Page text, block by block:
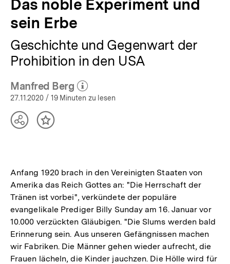
Das noble Experiment und
sein Erbe
Geschichte und Gegenwart der
Prohibition in den USA
Manfred Berg
(Mehr zum Autor)
öffnen
27.11.2020 / 19 Minuten zu lesen
TeilenInhalt
Anfang 1920 brach in den Vereinigten Staaten von
Amerika das Reich Gottes an: "Die Herrschaft der
Tränen ist vorbei", verkündete der populäre
evangelikale Prediger Billy Sunday am 16. Januar vor
10.000 verzückten Gläubigen. "Die Slums werden bald
Erinnerung sein. Aus unseren Gefängnissen machen
wir Fabriken. Die Männer gehen wieder aufrecht, die
Frauen lächeln, die Kinder jauchzen. Die Hölle wird für